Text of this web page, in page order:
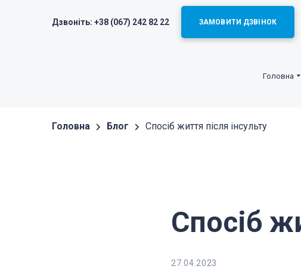
Дзвоніть: +38 (067) 242 82 22 ЗАМОВИТИ ДЗВІНОК
Головна
Головна Блог Спосіб життя після інсульту
Спосіб
27.04.2023